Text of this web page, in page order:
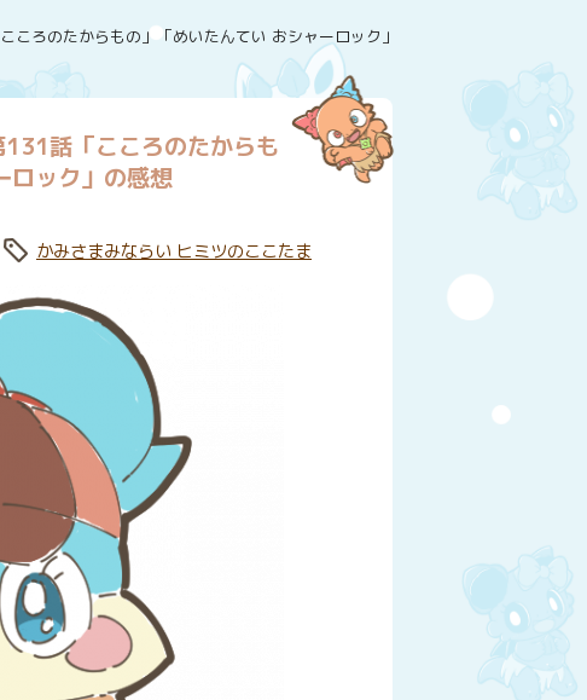
ろのたからもの」「めいたんてい おシャーロック」の感想
話「こころのたからも
ロック」の感想
タグ:
かみさまみならい ヒミツのここたま